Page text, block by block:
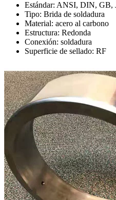
Estándar: ANSI, DIN, GB,
Tipo: Brida de soldadura
Material: acero al carbono
Estructura: Redonda
Conexión: soldadura
Superficie de sellado: RF